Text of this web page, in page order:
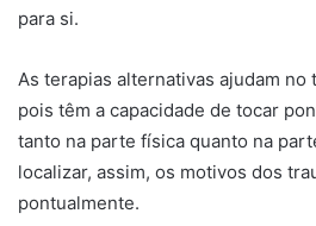
para si.
As terapias alternativas ajudam no
pois têm a capacidade de tocar
tanto na parte física quanto na
localizar, assim, os motivos dos
pontualmente.